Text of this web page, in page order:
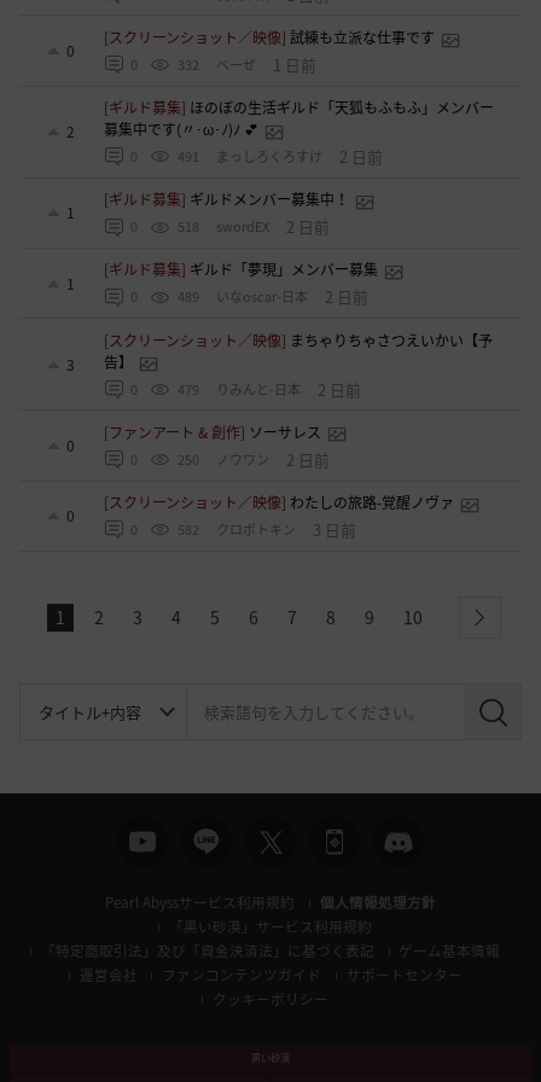
0
[スクリーンショット／映像]試練も立派な仕事です
0 332 べーぜ 1 日前
2
[ギルド募集] ほのぼの生活ギルド「天狐もふもふ」メンバー
募集中です(〃･ω･ﾉ)ﾉ 💕
0 491 まっしろくろすけ 2 日前
1
[ギルド募集] ギルドメンバー募集中！
0 518 swordEX 2 日前
1
[ギルド募集] ギルド「夢現」メンバー募集
0 489 いなoscar-日本 2 日前
3
[スクリーンショット／映像] まちゃりちゃさつえいかい【予
告】
0 479 りみんと-日本 2 日前
0
[ファンアート & 創作] ソーサレス
0 250 ノウワン 2 日前
0
[スクリーンショット／映像] わたしの旅路-覚醒ノヴァ
0 582 クロポトキン 3 日前
1 2 3 4 5 6 7 8 9 10 next
検
Pearl Abyssサービス利用規約
個人情報処理方針
「黒い砂漠」サービス利用規約
「特定商取引法」及び「資金決済法」に基づく表記
ゲーム基本情報
運営会社
ファンコンテンツガイド
サポートセンター
クッキーポリシー
黒い砂漠